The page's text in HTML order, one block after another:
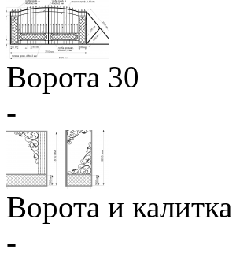
Ворота 30
-
Ворота и калитка
-